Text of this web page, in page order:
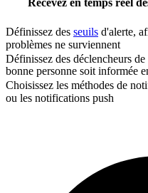
Définissez des seuils d'alerte,
problèmes ne surviennent
Définissez des déclencheurs
bonne personne soit informée
Choisissez les méthodes de
ou les notifications push